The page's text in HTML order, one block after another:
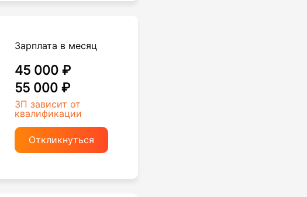
Зарплата в месяц
45 000 ₽
55 000 ₽
ЗП зависит от
квалификации
Откликнуться